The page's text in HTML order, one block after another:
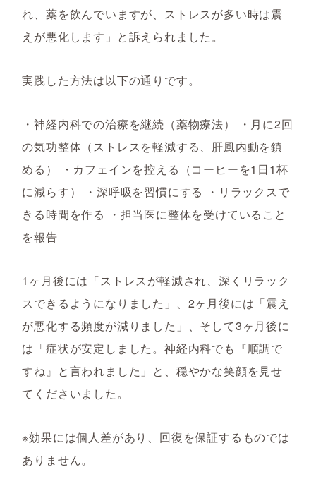
れ、薬を飲んでいますが、ストレスが多い時は震
えが悪化します」と訴えられました。
実践した方法は以下の通りです。
・神経内科での治療を継続（薬物療法） ・月に2回
の気功整体（ストレスを軽減する、肝風内動を鎮
める） ・カフェインを控える（コーヒーを1日1杯
に減らす） ・深呼吸を習慣にする ・リラックスで
きる時間を作る ・担当医に整体を受けていること
を報告
1ヶ月後には「ストレスが軽減され、深くリラック
スできるようになりました」、2ヶ月後には「震え
が悪化する頻度が減りました」、そして3ヶ月後に
は「症状が安定しました。神経内科でも『順調で
すね』と言われました」と、穏やかな笑顔を見せ
てくださいました。
※効果には個人差があり、回復を保証するものでは
ありません。